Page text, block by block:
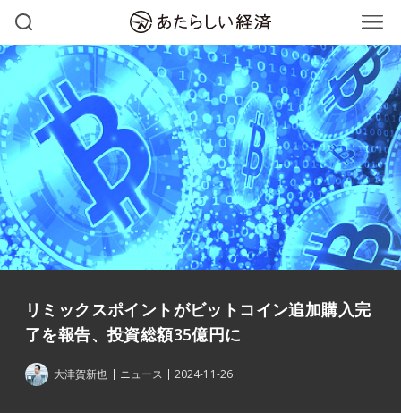
リミックスポイントがビットコイン追加購入完
了を報告、投資総額35億円に
大津賀新也 ニュース 2024-11-26